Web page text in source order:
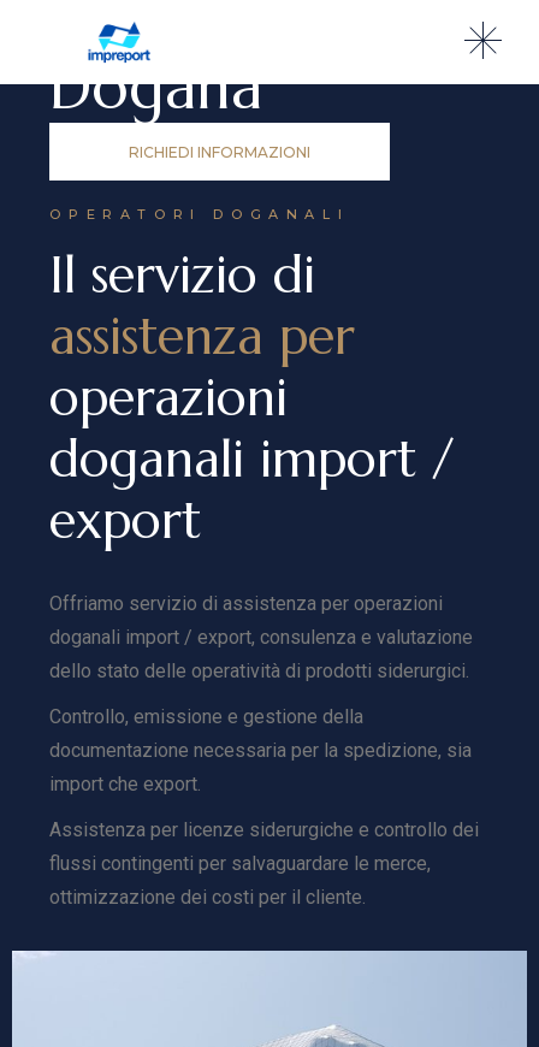
SERVIZIO
Dogana
RICHIEDI INFORMAZIONI
OPERATORI DOGANALI
Il servizio di
assistenza per
operazioni
doganali import /
export
Offriamo servizio di assistenza per operazioni
doganali import / export, consulenza e valutazione
dello stato delle operatività di prodotti siderurgici.
Controllo, emissione e gestione della
documentazione necessaria per la spedizione, sia
import che export.
Assistenza per licenze siderurgiche e controllo dei
flussi contingenti per salvaguardare le merce,
ottimizzazione dei costi per il cliente.